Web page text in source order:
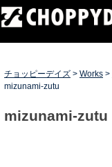
Skip
to
content
支援・ECサイト立ち
ムページ制作・Web
チョッピーデイズ > Works >
mizunami-zutu
mizunami-zutu